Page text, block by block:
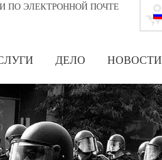
ПО ЭЛЕКТРОННОЙ ПОЧТЕ
ДЕЛО НОВОСТИ